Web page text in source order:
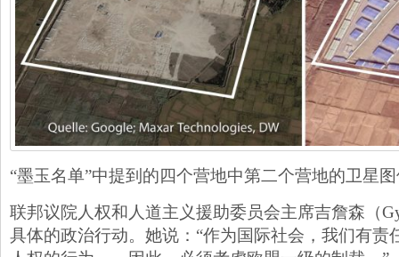
“墨玉名单”中提到的四个营地中第二个营地的卫星
联邦议院人权和人道主义援助委员会主席吉詹森（
具体的政治行动。她说：“作为国际社会，我们有责